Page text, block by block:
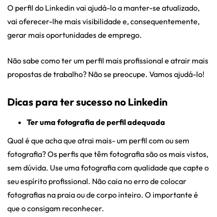
O perfil do Linkedin vai ajudá-lo a manter-se atualizado,
vai oferecer-lhe mais visibilidade e, consequentemente,
gerar mais oportunidades de emprego.
Não sabe como ter um perfil mais profissional e atrair mais
propostas de trabalho? Não se preocupe. Vamos ajudá-lo!
Dicas para ter sucesso no Linkedin
Ter uma fotografia de perfil adequada
Qual é que acha que atrai mais- um perfil com ou sem
fotografia? Os perfis que têm fotografia são os mais vistos,
sem dúvida. Use uma fotografia com qualidade que capte o
seu espírito profissional. Não caia no erro de colocar
fotografias na praia ou de corpo inteiro. O importante é
que o consigam reconhecer.